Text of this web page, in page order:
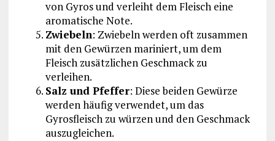
von Gyros und verleiht dem Fleisch eine
aromatische Note.
Zwiebeln: Zwiebeln werden oft zusammen
mit den Gewürzen mariniert, um dem
Fleisch zusätzlichen Geschmack zu
verleihen.
Salz und Pfeffer: Diese beiden Gewürze
werden häufig verwendet, um das
Gyrosfleisch zu würzen und den Geschmack
auszugleichen.